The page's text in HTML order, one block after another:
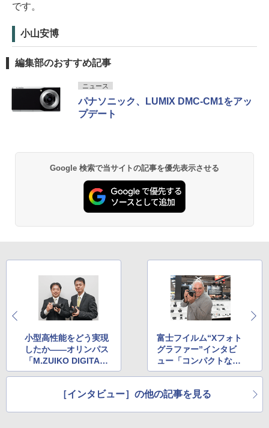
です。
小山安博
編集部のおすすめ記事
ニュース
パナソニック、LUMIX DMC-CM1をアッ
プデート
Google 検索で当サイトの記事を優先表示させる
小型高性能をどう実現
したか――オリンパス
「M.ZUIKO DIGITAL
ED 40-150mm F2.8 P
富士フイルム“Xフォト
グラファー”インタビ
ュー「コンパクトなシ
ステム、これが私の人
［インタビュー］の他の記事を見る